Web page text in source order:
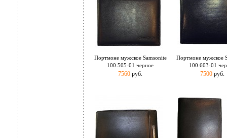
Портмоне мужское Samsonite
100.505-01 черное
7560 руб.
Портмоне мужское
100.603-01
7500 руб.